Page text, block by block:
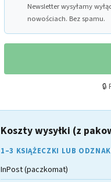
Newsletter wysyłamy
nowościach. Bez spamu.
🔒
Koszty wysyłki (z
1–3 KSIĄŻECZKI LUB
InPost (paczkomat)